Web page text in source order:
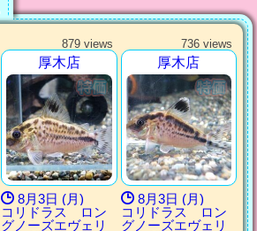
879 views
厚木店
8月3日 (月)
コリドラス ロン
グノーズエヴェリ
736 views
厚木店
8月3日 (月)
コリドラス ロン
グノーズエヴェリ